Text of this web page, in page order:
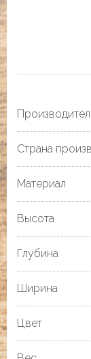
Страна
Материал
Высота
Глубина
Ширина
Цвет